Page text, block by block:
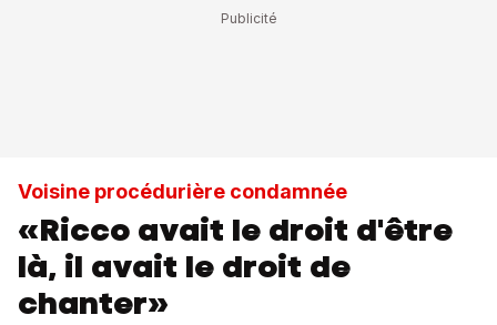
Voisine procédurière condamnée
«Ricco avait le droit d'être
là, il avait le droit de
chanter»